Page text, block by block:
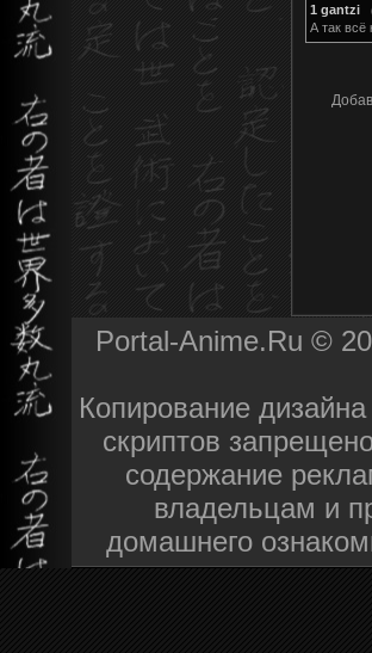
1 gantzi
А так всё
Portal-Anime.Ru ©
Копирование
скриптов
содержание
владельцам и
домашнего